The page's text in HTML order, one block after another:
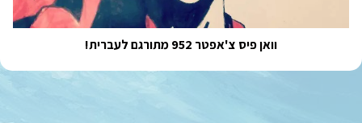
וואן פיס צ'אפטר 952 מתורגם לעברית!